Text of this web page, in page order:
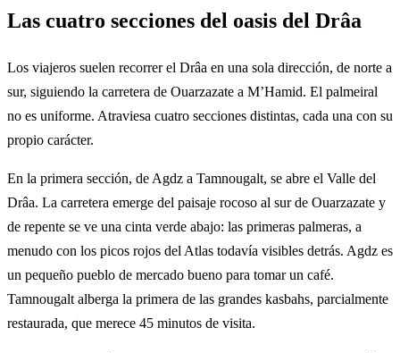
Las cuatro secciones del oasis del Drâa
Los viajeros suelen recorrer el Drâa en una sola dirección, de norte a
sur, siguiendo la carretera de Ouarzazate a M’Hamid. El palmeiral
no es uniforme. Atraviesa cuatro secciones distintas, cada una con su
propio carácter.
En la primera sección, de Agdz a Tamnougalt, se abre el Valle del
Drâa. La carretera emerge del paisaje rocoso al sur de Ouarzazate y
de repente se ve una cinta verde abajo: las primeras palmeras, a
menudo con los picos rojos del Atlas todavía visibles detrás. Agdz es
un pequeño pueblo de mercado bueno para tomar un café.
Tamnougalt alberga la primera de las grandes kasbahs, parcialmente
restaurada, que merece 45 minutos de visita.